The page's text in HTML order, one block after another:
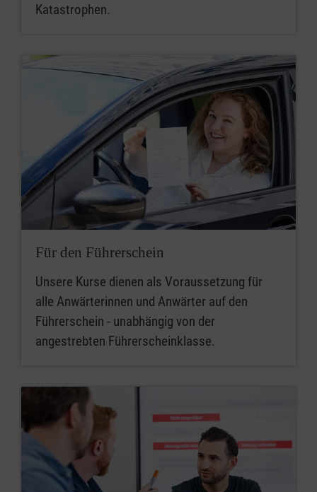
Katastrophen.
Für den Führerschein
Unsere Kurse dienen als Voraussetzung für
alle Anwärterinnen und Anwärter auf den
Führerschein - unabhängig von der
angestrebten Führerscheinklasse.